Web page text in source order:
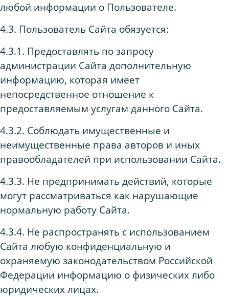
любой информации о Пользователе.
4.3. Пользователь Сайта обязуется:
4.3.1. Предоставлять по запросу
администрации Сайта дополнительную
информацию, которая имеет
непосредственное отношение к
предоставляемым услугам данного Сайта.
4.3.2. Соблюдать имущественные и
неимущественные права авторов и иных
правообладателей при использовании Сайта.
4.3.3. Не предпринимать действий, которые
могут рассматриваться как нарушающие
нормальную работу Сайта.
4.3.4. Не распространять с использованием
Сайта любую конфиденциальную и
охраняемую законодательством Российской
Федерации информацию о физических либо
юридических лицах.